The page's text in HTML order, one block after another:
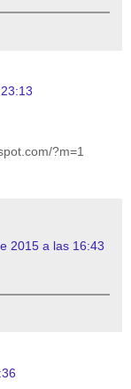
?m=1
2015 a las 16:43